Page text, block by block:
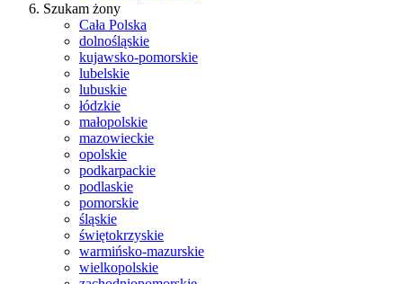
Szukam żony
Cała Polska
dolnośląskie
kujawsko-pomorskie
lubelskie
lubuskie
łódzkie
małopolskie
mazowieckie
opolskie
podkarpackie
podlaskie
pomorskie
śląskie
świętokrzyskie
warmińsko-mazurskie
wielkopolskie